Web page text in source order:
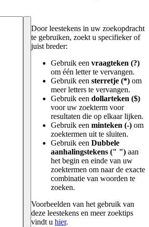
Door leestekens in uw zoekopdracht
te gebruiken, zoekt u specifieker of
juist breder:
Gebruik een vraagteken (?)
om één letter te vervangen.
Gebruik een sterretje (*) om
meer letters te vervangen.
Gebruik een dollarteken ($)
voor uw zoekterm voor
resultaten die op elkaar lijken.
Gebruik een minteken (-) om
zoektermen uit te sluiten.
Gebruik een Dubbele
aanhalingstekens (" ") aan
het begin en einde van uw
zoektermen om naar de exacte
combinatie van woorden te
zoeken.
Voorbeelden van het gebruik van
deze leestekens en meer zoektips
vindt u hier.